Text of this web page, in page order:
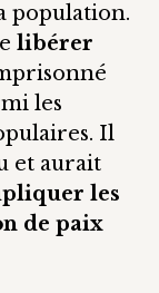
population.
libérer
les
Il
et aurait
les
de paix